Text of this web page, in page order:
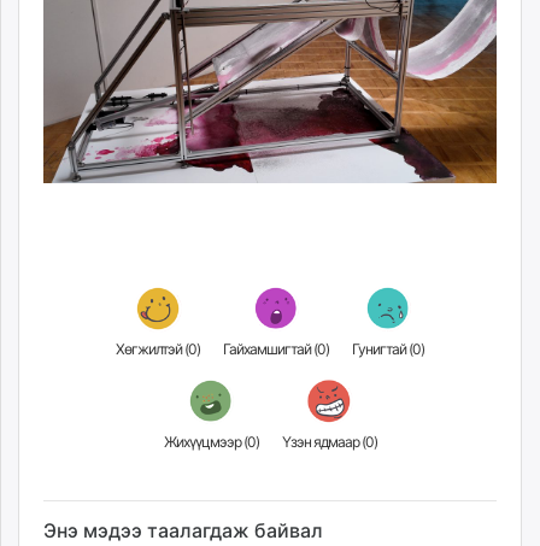
Хөгжилтэй (0) Гайхамшигтай (0) Гунигтай (0)
Жихүүцмээр (0) Үзэн ядмаар (0)
Энэ мэдээ таалагдаж байвал